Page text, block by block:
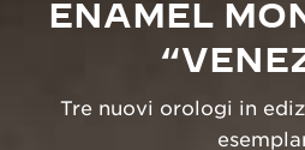
ENAMEL
Tre nuovi orologi in